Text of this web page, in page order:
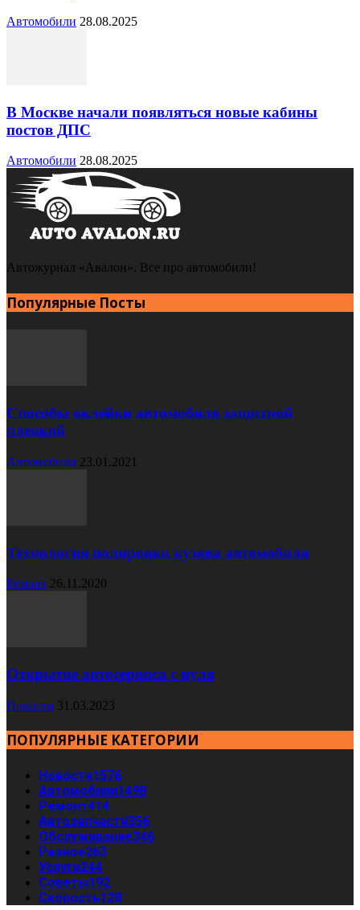
Автомобили 28.08.2025
В Москве начали появляться новые кабины
постов ДПС
Автомобили 28.08.2025
Автожурнал «Авалон». Все про автомобили!
Популярные Посты
Способы оклейки автомобиля защитной
пленкой
Автомобили 23.01.2021
Технология полировки кузова автомобиля
Ремонт 26.11.2020
Открытие автосервиса с нуля
Новости 31.03.2023
ПОПУЛЯРНЫЕ КАТЕГОРИИ
Новости1576
Автомобили1498
Ремонт414
Автозапчасти356
Обслуживание346
Разное263
Услуги244
Советы192
Скорость128